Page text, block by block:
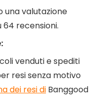
una valutazione
64 recensioni.
venduti e spediti
resi senza motivo
dei resi di Banggood